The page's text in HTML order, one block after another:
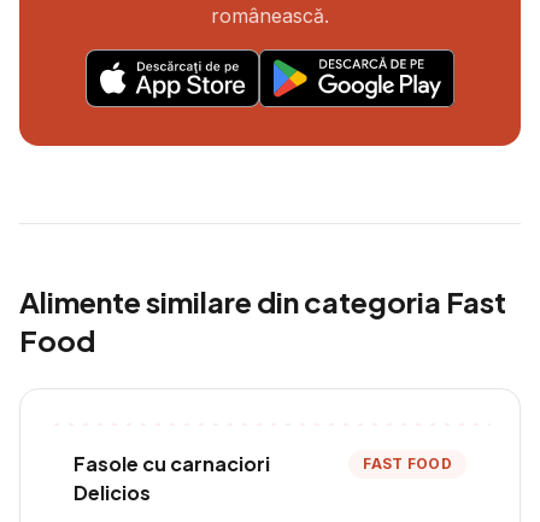
românească.
Alimente similare din categoria Fast
Food
Fasole cu carnaciori
Delicios
FAST FOOD